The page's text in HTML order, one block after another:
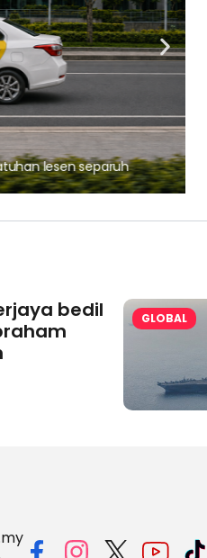
lesen separuh
bedil
GLOBAL